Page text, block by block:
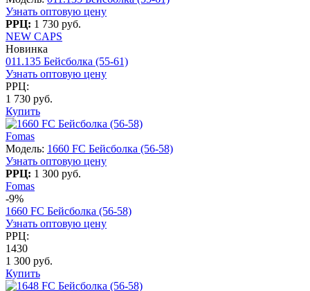
Узнать оптовую цену
РРЦ: 1 730 руб.
NEW CAPS
Новинка
011.135 Бейсболка (55-61)
Узнать оптовую цену
РРЦ:
1 730 руб.
Купить
Fomas
Модель: 1660 FC Бейсболка (56-58)
Узнать оптовую цену
РРЦ: 1 300 руб.
Fomas
-9%
1660 FC Бейсболка (56-58)
Узнать оптовую цену
РРЦ:
1430
1 300 руб.
Купить